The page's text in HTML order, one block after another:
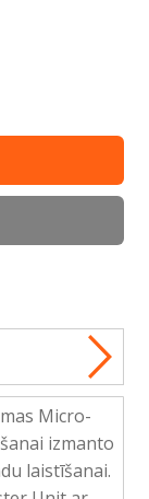
Micro-
izmanto
laistīšanai.